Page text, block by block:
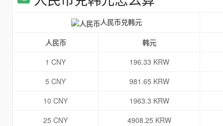
人民币兑韩元
人民币
韩元
1 CNY
196.33 KRW
5 CNY
981.65 KRW
10 CNY
1963.3 KRW
25 CNY
4908.25 KRW